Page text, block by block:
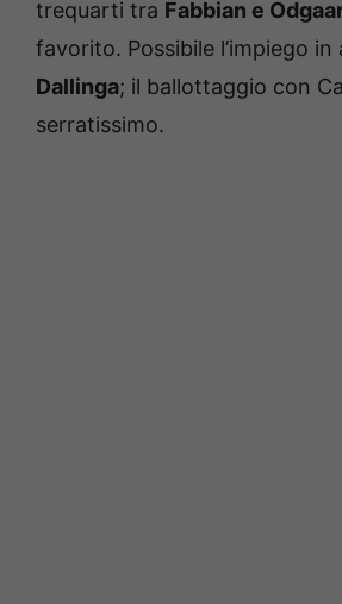
trequarti tra Fabbian e
favorito. Possibile l’impiego in
Dallinga; il ballottaggio con
serratissimo.